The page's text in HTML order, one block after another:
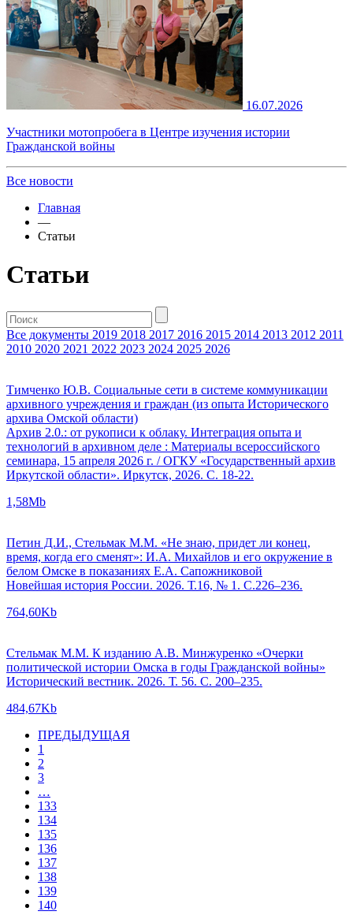
16.07.2026
Участники мотопробега в Центре изучения истории
Гражданской войны
Все новости
Главная
—
Статьи
Статьи
Все документы 2019 2018 2017 2016 2015 2014 2013 2012 2011
2010 2020 2021 2022 2023 2024 2025 2026
Тимченко Ю.В. Социальные сети в системе коммуникации
архивного учреждения и граждан (из опыта Исторического
архива Омской области)
Архив 2.0.: от рукописи к облаку. Интеграция опыта и
технологий в архивном деле : Материалы всероссийского
семинара, 15 апреля 2026 г. / ОГКУ «Государственный архив
Иркутской области». Иркутск, 2026. С. 18-22.
1,58Mb
Петин Д.И., Стельмак М.М. «Не знаю, придет ли конец,
время, когда его сменят»: И.А. Михайлов и его окружение в
белом Омске в показаниях Е.А. Сапожниковой
Новейшая история России. 2026. Т.16, № 1. С.226–236.
764,60Kb
Стельмак М.М. К изданию А.В. Минжуренко «Очерки
политической истории Омска в годы Гражданской войны»
Исторический вестник. 2026. Т. 56. С. 200–235.
484,67Kb
ПРЕДЫДУЩАЯ
1
2
3
…
133
134
135
136
137
138
139
140